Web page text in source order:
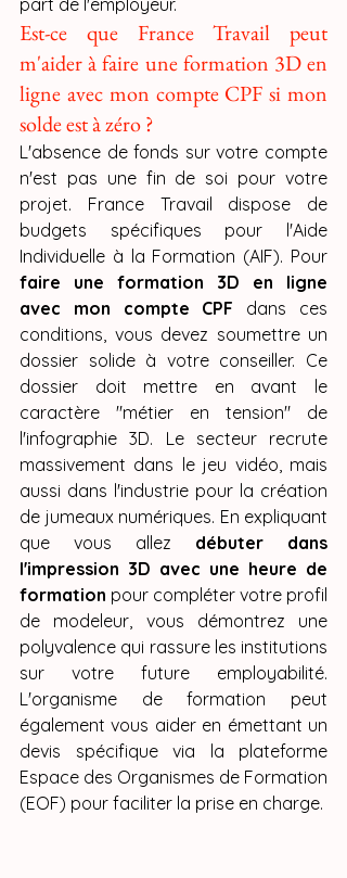
part de l'employeur.
Est-ce que France Travail peut
m'aider à faire une formation 3D en
ligne avec mon compte CPF si mon
solde est à zéro ?
L'absence de fonds sur votre compte
n'est pas une fin de soi pour votre
projet. France Travail dispose de
budgets spécifiques pour l'Aide
faire une formation 3D en ligne
avec mon compte CPF dans ces
conditions, vous devez soumettre un
dossier solide à votre conseiller. Ce
dossier doit mettre en avant le
caractère "métier en tension" de
l'infographie 3D. Le secteur recrute
massivement dans le jeu vidéo, mais
aussi dans l'industrie pour la création
de jumeaux numériques. En expliquant
que vous allez débuter dans
l'impression 3D avec une heure de
formation pour compléter votre profil
de modeleur, vous démontrez une
polyvalence qui rassure les institutions
sur votre future employabilité.
L'organisme de formation peut
également vous aider en émettant un
devis spécifique via la plateforme
Espace des Organismes de Formation
(EOF) pour faciliter la prise en charge.